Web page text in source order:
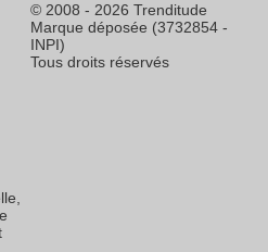
© 2008 - 2026 Trenditude
Marque déposée (3732854 -
INPI)
Tous droits réservés